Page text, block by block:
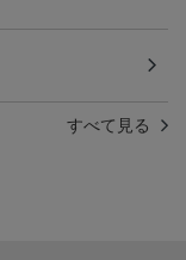
すべて見る